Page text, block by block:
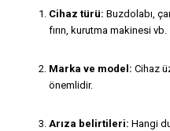
Cihaz türü: Buzdolabı,
fırın, kurutma makinesi vb.
Marka ve model: Cihaz
önemlidir.
Arıza belirtileri: Hangi